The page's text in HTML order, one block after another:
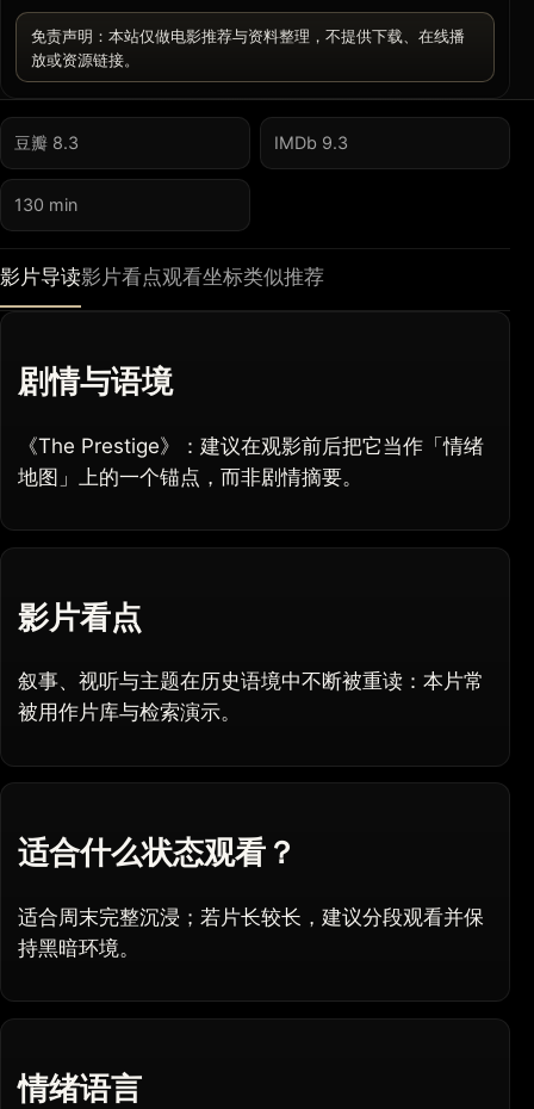
免责声明：本站仅做电影推荐与资料整理，不提供下载、在线播
放或资源链接。
豆瓣 8.3 IMDb 9.3
130 min
影片导读影片看点观看坐标类似推荐
剧情与语境
《The Prestige》：建议在观影前后把它当作「情绪
地图」上的一个锚点，而非剧情摘要。
影片看点
叙事、视听与主题在历史语境中不断被重读：本片常
被用作片库与检索演示。
适合什么状态观看？
适合周末完整沉浸；若片长较长，建议分段观看并保
持黑暗环境。
情绪语言